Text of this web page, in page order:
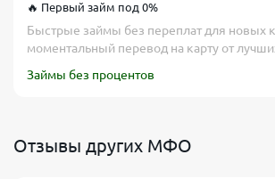
🔥 Первый займ под 0%
Быстрые займы без переплат для новых
моментальный перевод на карту от
Займы без процентов
Отзывы других МФО